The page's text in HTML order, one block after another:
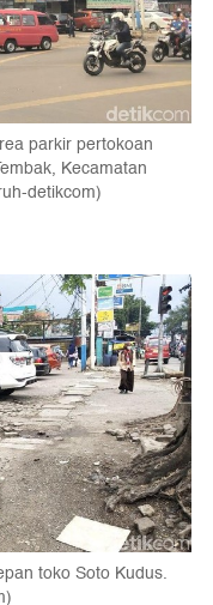
parkir pertokoan
Kecamatan
detikcom)
toko Soto Kudus.